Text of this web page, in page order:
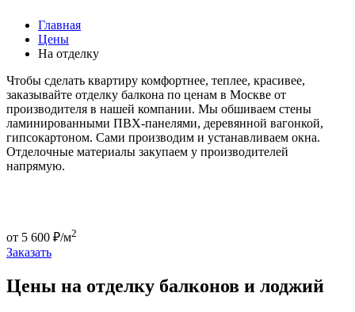
Главная
Цены
На отделку
Чтобы сделать квартиру комфортнее, теплее, красивее,
заказывайте отделку балкона по ценам в Москве от
производителя в нашей компании. Мы обшиваем стены
ламинированными ПВХ-панелями, деревянной вагонкой,
гипсокартоном. Сами производим и устанавливаем окна.
Отделочные материалы закупаем у производителей
напрямую.
от 5 600 ₽/м2
Заказать
Цены на отделку балконов и лоджий